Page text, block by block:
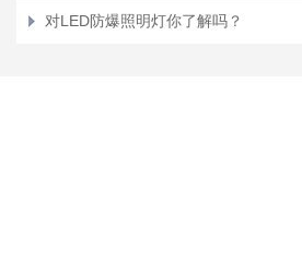
对LED防爆照明灯你了解吗？